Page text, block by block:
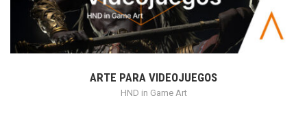
ARTE PARA VIDEOJUEGOS
HND in Game Art